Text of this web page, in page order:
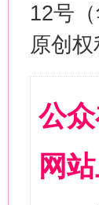
12号
原创
公
网